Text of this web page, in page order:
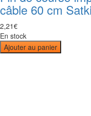
câble 60 cm
2,21€
En stock
Ajouter au panier